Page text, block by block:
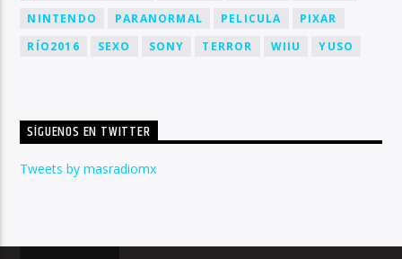
NINTENDO
PARANORMAL PELICULA
PIXAR
RÍO2016
SEXO SONY TERROR WIIU YUSO
SÍGUENOS EN TWITTER
Tweets by masradiomx